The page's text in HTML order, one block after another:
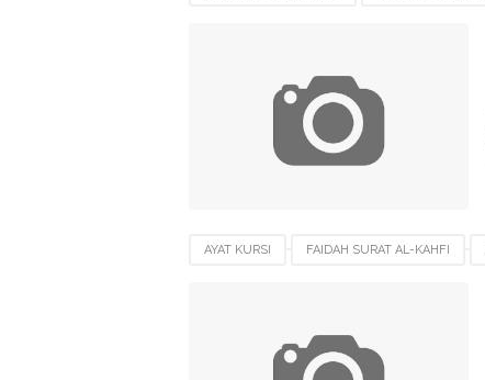
AYAT KURSI FAIDAH SURAT AL-KAHFI